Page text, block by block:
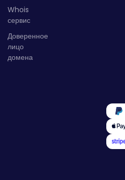
Whois
сервис
Доверенное
лицо
домена